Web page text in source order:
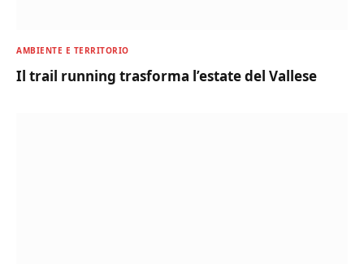
AMBIENTE E TERRITORIO
Il trail running trasforma l’estate del Vallese